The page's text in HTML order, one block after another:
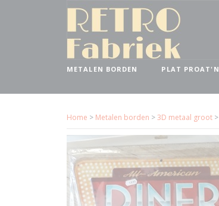
METALEN BORDEN PLAT PROAT'N
Home > Metalen borden >3D metaal groot >